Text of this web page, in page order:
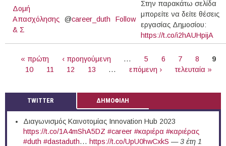
Δομή
Απασχόλησης
& Σ
@career_duth Follow
Στην παρακάτω σελίδα
μπορείτε να δείτε θέσεις
εργασίας Δημοσίου:
https://t.co/i2hAUHpijA
« πρώτη ‹ προηγούμενη … 5 6 7 8
9
10
11 12 13 … επόμενη › τελευταία »
TWITTER ΔΗΜΟΦΙΛΗ
Διαγωνισμός Καινοτομίας Innovation Hub 2023
https://t.co/1A4mShA5DZ #career #καριέρα #καριέρας
#duth #dastaduth… https://t.co/UpU0hwCxkS —3 έτη 1